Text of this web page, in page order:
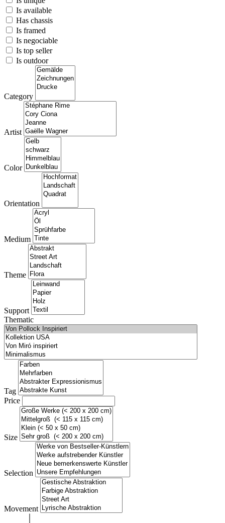
Is available
Has chassis
Is framed
Is negociable
Is top seller
Is outdoor
Category
Artist
Color
Orientation
Medium
Theme
Support
Thematic
Tag
Price
Size
Selection
Movement